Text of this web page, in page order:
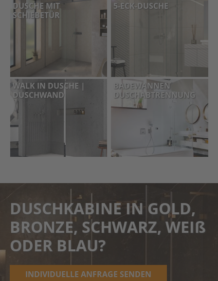
DUSCHE MIT
SCHIEBETÜR
5-ECK-DUSCHE
WALK IN DUSCHE |
DUSCHWAND
BADEWANNEN
DUSCHABTRENNUNG
DUSCHKABINE IN GOLD,
BRONZE, SCHWARZ, WEIß
ODER BLAU?
INDIVIDUELLE ANFRAGE SENDEN